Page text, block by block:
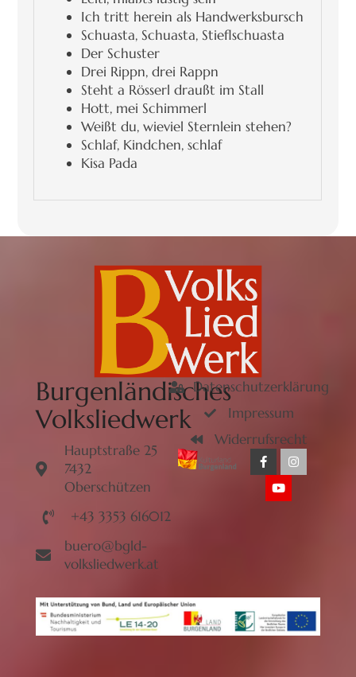
Ich tritt herein als Handwerksbursch
Schuasta, Schuasta, Stieflschuasta
Der Schuster
Drei Rippn, drei Rappn
Steht a Rösserl draußt im Stall
Hott, mei Schimmerl
Weißt du, wieviel Sternlein stehen?
Schlaf, Kindchen, schlaf
Kisa Pada
Burgenländisches
Volksliedwerk
Hauptstraße 25
7432
Oberschützen
+43 3353 616012
buero@bgld-
volksliedwerk.at
Datenschutzerklärung
Impressum
Widerrufsrecht